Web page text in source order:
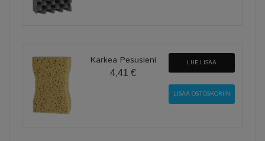
Karkea Pesusieni
4,41 €
LUE LISÄÄ